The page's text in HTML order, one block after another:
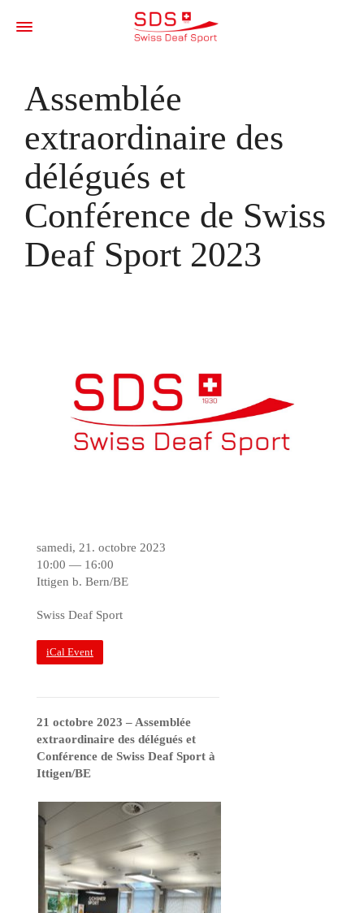
Assemblée
extraordinaire des
délégués et
Conférence de Swiss
Deaf Sport 2023
21 octobre 2023 – Assemblée
extraordinaire des délégués et
Conférence de Swiss Deaf Sport à
Ittigen/BE
samedi, 21. octobre 2023
10:00 — 16:00
Ittigen b. Bern/BE
Swiss Deaf Sport
iCal Event